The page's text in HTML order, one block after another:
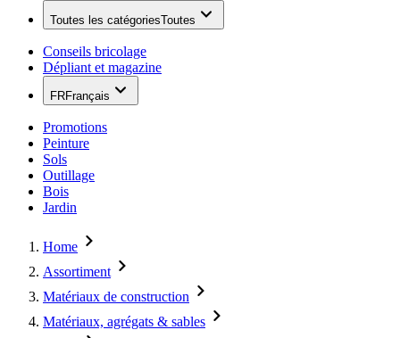
Toutes les catégoriesToutes
Conseils bricolage
Dépliant et magazine
FRFrançais
Promotions
Peinture
Sols
Outillage
Bois
Jardin
Home
Assortiment
Matériaux de construction
Matériaux, agrégats & sables